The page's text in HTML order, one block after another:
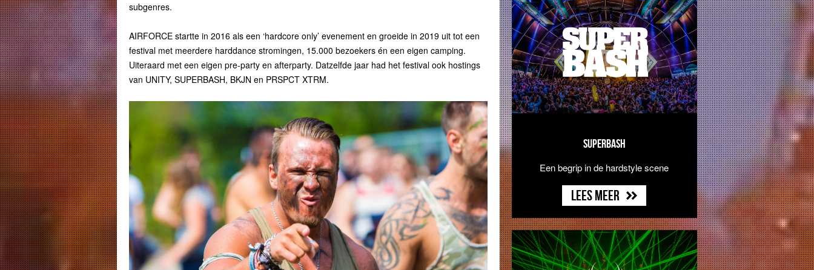
subgenres.
AIRFORCE startte in 2016 als een ‘hardcore only’ evenement en groeide in 2019 uit tot een
festival met meerdere harddance stromingen, 15.000 bezoekers én een eigen camping.
Uiteraard met een eigen pre-party en afterparty. Datzelfde jaar had het festival ook hostings
van UNITY, SUPERBASH, BKJN en PRSPCT XTRM.
SUPERBASH
Een begrip in de hardstyle scene
Lees meer